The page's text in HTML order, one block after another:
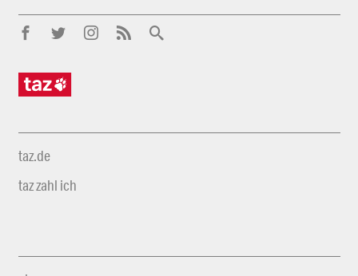
taz.de
taz zahl ich